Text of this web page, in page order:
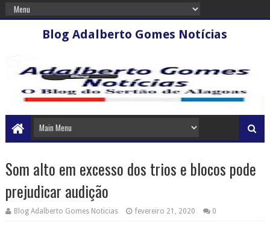
Blog Adalberto Gomes Notícias
Som alto em excesso dos trios e blocos pode
prejudicar audição
Blog Adalberto Gomes Noticias fevereiro 21, 2020 0